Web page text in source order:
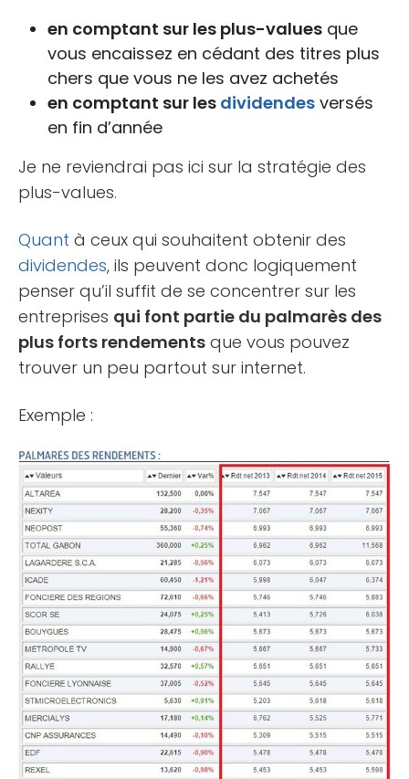
en comptant sur les plus-values que
vous encaissez en cédant des titres plus
chers que vous ne les avez achetés
en comptant sur les dividendes versés
en fin d’année
Je ne reviendrai pas ici sur la stratégie des
plus-values.
Quant à ceux qui souhaitent obtenir des
dividendes, ils peuvent donc logiquement
penser qu’il suffit de se concentrer sur les
entreprises qui font partie du palmarès des
plus forts rendements que vous pouvez
trouver un peu partout sur internet.
Exemple :